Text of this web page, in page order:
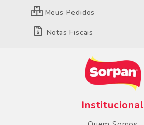
Meus Pedidos
Notas Fiscais
Institucional